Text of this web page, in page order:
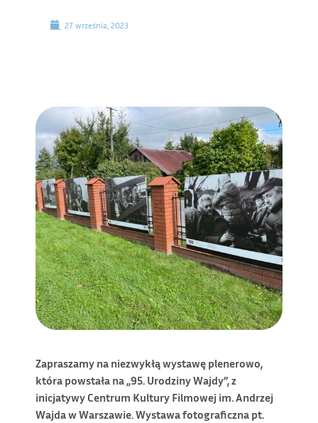
27 września, 2023
Zapraszamy na niezwykłą wystawę plenerowo,
która powstała na „95. Urodziny Wajdy”, z
inicjatywy Centrum Kultury Filmowej im. Andrzej
Wajda w Warszawie. Wystawa fotograficzna pt.